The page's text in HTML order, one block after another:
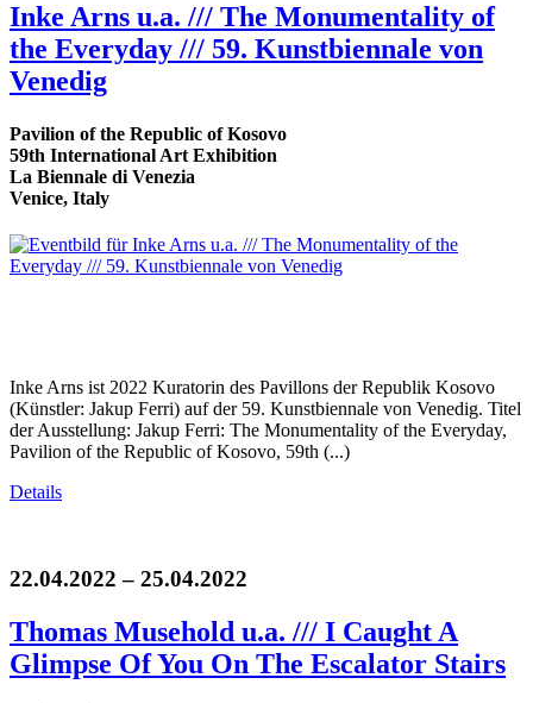
Inke Arns u.a. /// The Monumentality of
the Everyday /// 59. Kunstbiennale von
Venedig
Pavilion of the Republic of Kosovo
59th International Art Exhibition
La Biennale di Venezia
Venice, Italy
Inke Arns ist 2022 Kuratorin des Pavillons der Republik Kosovo
(Künstler: Jakup Ferri) auf der 59. Kunstbiennale von Venedig. Titel
der Ausstellung: Jakup Ferri: The Monumentality of the Everyday,
Pavilion of the Republic of Kosovo, 59th (...)
Details
22.04.2022 – 25.04.2022
Thomas Musehold u.a. /// I Caught A
Glimpse Of You On The Escalator Stairs